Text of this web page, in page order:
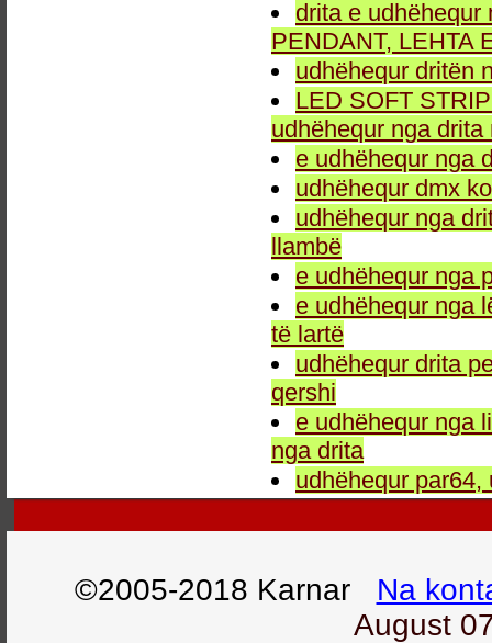
drita e udhëhequr
PENDANT, LEHTA
udhëhequr dritën
LED SOFT
udhëhequr nga
e udhëhequr nga
udhëhequr dmx
udhëhequr nga
llambë
e udhëhequr nga
e udhëhequr nga
të lartë
udhëhequr drita
qershi
e udhëhequr nga
nga drita
udhëhequr
©2005-2018 Karnar Na
August